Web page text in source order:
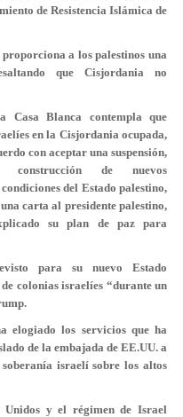
de Resistencia Islámica de
a los palestinos una
que Cisjordania no
Blanca contempla que
en la Cisjordania ocupada,
con aceptar una suspensión,
de nuevos
del Estado palestino,
carta al presidente palestino,
su plan de paz para
para su nuevo Estado
colonias israelíes “durante un
elogiado los servicios que ha
de la embajada de EE.UU. a
israelí sobre los altos
Unidos y el régimen de Israel